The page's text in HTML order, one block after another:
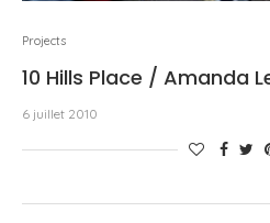
Projects
10 Hills Place / Amanda
6 juillet 2010